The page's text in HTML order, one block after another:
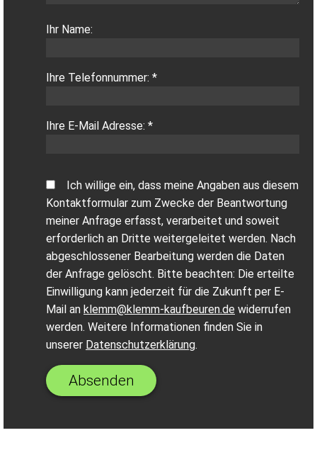
Ihr Name:
Ihre Telefonnummer: *
Ihre E-Mail Adresse: *
Ich willige ein, dass meine Angaben aus diesem
Kontaktformular zum Zwecke der Beantwortung
meiner Anfrage erfasst, verarbeitet und soweit
erforderlich an Dritte weitergeleitet werden. Nach
abgeschlossener Bearbeitung werden die Daten
der Anfrage gelöscht. Bitte beachten: Die erteilte
Einwilligung kann jederzeit für die Zukunft per E-
Mail an klemm@klemm-kaufbeuren.de widerrufen
werden. Weitere Informationen finden Sie in
unserer Datenschutzerklärung.